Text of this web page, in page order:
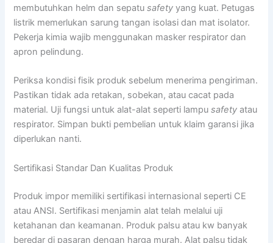
membutuhkan helm dan sepatusafety yang kuat. Petugas
listrik memerlukan sarung tangan isolasi dan mat isolator.
Pekerja kimia wajib menggunakan masker respirator dan
apron pelindung.
Periksa kondisi fisik produk sebelum menerima pengiriman.
Pastikan tidak ada retakan, sobekan, atau cacat pada
material. Uji fungsi untuk alat-alat seperti lampusafety atau
respirator. Simpan bukti pembelian untuk klaim garansi jika
diperlukan nanti.
Sertifikasi Standar Dan Kualitas Produk
Produk impor memiliki sertifikasi internasional seperti CE
atau ANSI. Sertifikasi menjamin alat telah melalui uji
ketahanan dan keamanan. Produk palsu atau kw banyak
beredar di pasaran dengan harga murah. Alat palsu tidak